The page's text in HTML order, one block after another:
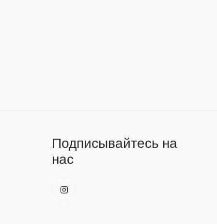
Подписывайтесь на
нас